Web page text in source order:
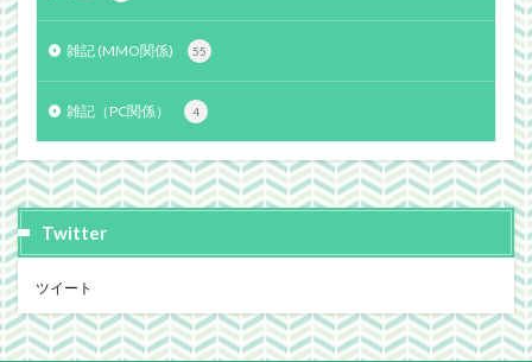
雑記 (MMO関係) 55
雑記（PC関係） 4
Twitter
ツイート